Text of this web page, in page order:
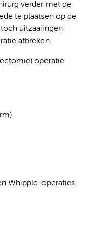
verder met de
te plaatsen op de
uitzaaiingen
afbreken.
operatie
Whipple-operaties